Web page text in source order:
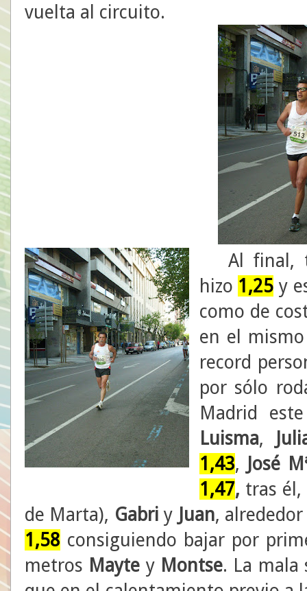
vuelta al circuito.
Al final,
hizo 1,25 y
como de
en el
record
por sólo
Madrid
Luisma,
1,43,
José
1,47, tras él,
de Marta), Gabri y Juan,
1,58 consiguiendo bajar por
metros Mayte y Montse. La mala